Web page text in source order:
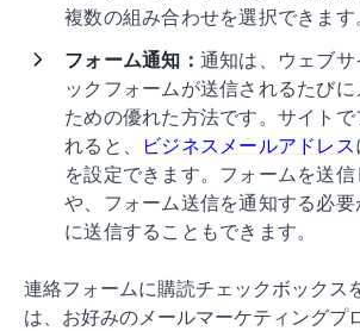
複数の組み合わせを選択できます
フォーム通知： 通知は、ウェブ
ックフォームが送信されるたび
ための優れた方法です。サイト
れると、
ビジネスメールアドレス
を設定できます。フォームを送
や、フォーム送信を通知する必要
に送信することもできます。
連絡フォームに購読チェックボックス
は、お好みのメールマーケティングプ